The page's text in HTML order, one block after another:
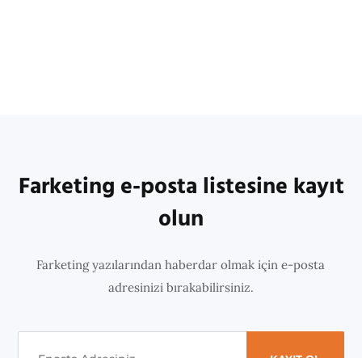
Farketing e-posta listesine kayıt
olun
Farketing yazılarından haberdar olmak için e-posta
adresinizi bırakabilirsiniz.